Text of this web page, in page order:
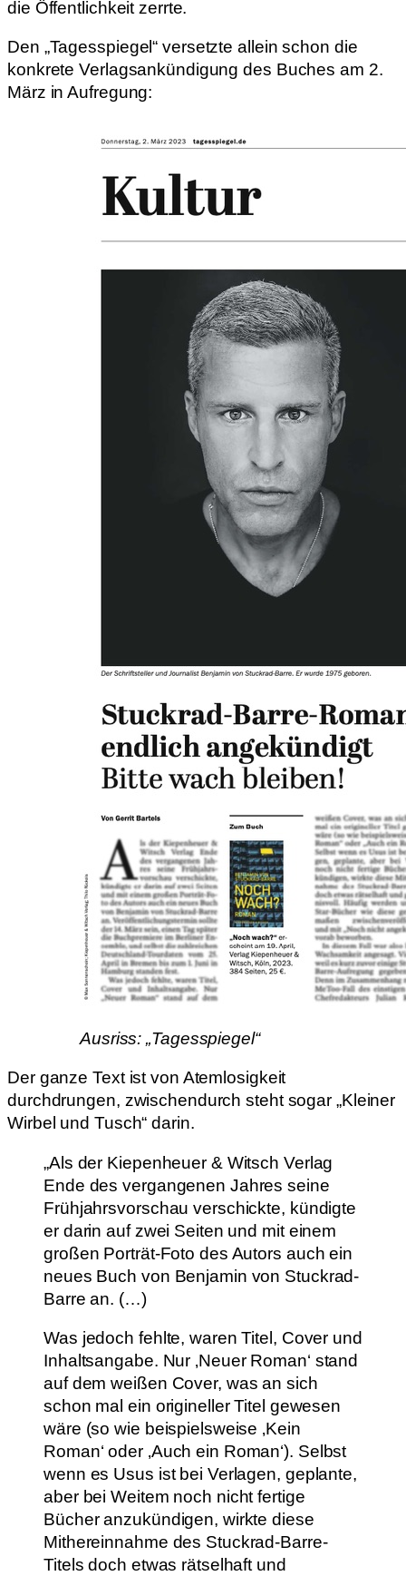
die Öffentlichkeit zerrte.
Den „Tagesspiegel“ versetzte allein schon die
konkrete Verlagsankündigung des Buches am 2.
März in Aufregung:
Ausriss: „Tagesspiegel“
Der ganze Text ist von Atemlosigkeit
durchdrungen, zwischendurch steht sogar „Kleiner
Wirbel und Tusch“ darin.
„Als der Kiepenheuer & Witsch Verlag
Ende des vergangenen Jahres seine
Frühjahrsvorschau verschickte, kündigte
er darin auf zwei Seiten und mit einem
großen Porträt-Foto des Autors auch ein
neues Buch von Benjamin von Stuckrad-
Barre an. (…)
Was jedoch fehlte, waren Titel, Cover und
Inhaltsangabe. Nur ‚Neuer Roman‘ stand
auf dem weißen Cover, was an sich
schon mal ein origineller Titel gewesen
wäre (so wie beispielsweise ‚Kein
Roman‘ oder ‚Auch ein Roman‘). Selbst
wenn es Usus ist bei Verlagen, geplante,
aber bei Weitem noch nicht fertige
Bücher anzukündigen, wirkte diese
Mithereinnahme des Stuckrad-Barre-
Titels doch etwas rätselhaft und